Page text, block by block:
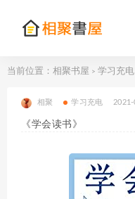
当前位置： 相聚书屋 > 学习充电
相聚 学习充电
《学会读书》